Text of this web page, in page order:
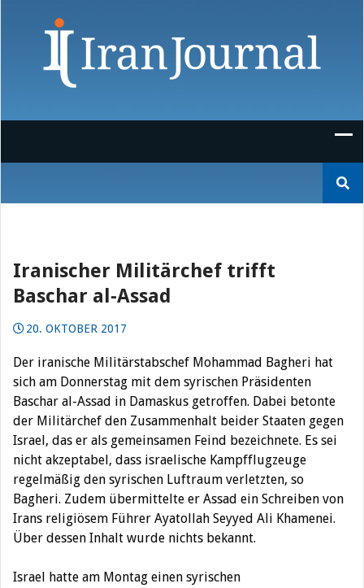
nach:
Iranischer Militärchef trifft
Baschar al-Assad
20. OKTOBER 2017
Der iranische Militärstabschef Mohammad Bagheri hat
sich am Donnerstag mit dem syrischen Präsidenten
Baschar al-Assad in Damaskus getroffen. Dabei betonte
der Militärchef den Zusammenhalt beider Staaten gegen
Israel, das er als gemeinsamen Feind bezeichnete. Es sei
nicht akzeptabel, dass israelische Kampfflugzeuge
regelmäßig den syrischen Luftraum verletzten, so
Bagheri. Zudem übermittelte er Assad ein Schreiben von
Irans religiösem Führer Ayatollah Seyyed Ali Khamenei.
Über dessen Inhalt wurde nichts bekannt.
Israel hatte am Montag einen syrischen